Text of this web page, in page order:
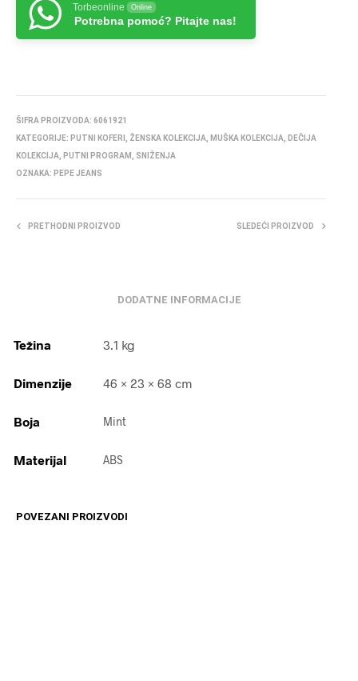
Torbeonline Online
Potrebna pomoć? Pitajte nas!
ŠIFRA PROIZVODA: 6061921
KATEGORIJE: PUTNI KOFERI ŽENSKA KOLEKCIJA MUŠKA KOLEKCIJA
DEČIJA
KOLEKCIJA
PUTNI PROGRAM
SNIŽENJA
OZNAKA: PEPE JEANS
PRETHODNI PROIZVOD SLEDEĆI PROIZVOD
DODATNE INFORMACIJE
Težina 3.1 kg
Dimenzije 46 × 23 × 68 cm
Boja Mint
Materijal ABS
POVEZANI PROIZVODI